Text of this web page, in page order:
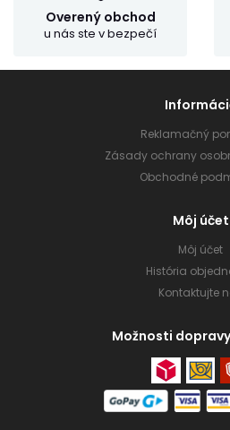
Overený obchod
u nás ste v bezpečí
Reklamačný
Zásady ochrany
Obchodné
Môj účet
Môj účet
História
Kontaktujte
Možnosti